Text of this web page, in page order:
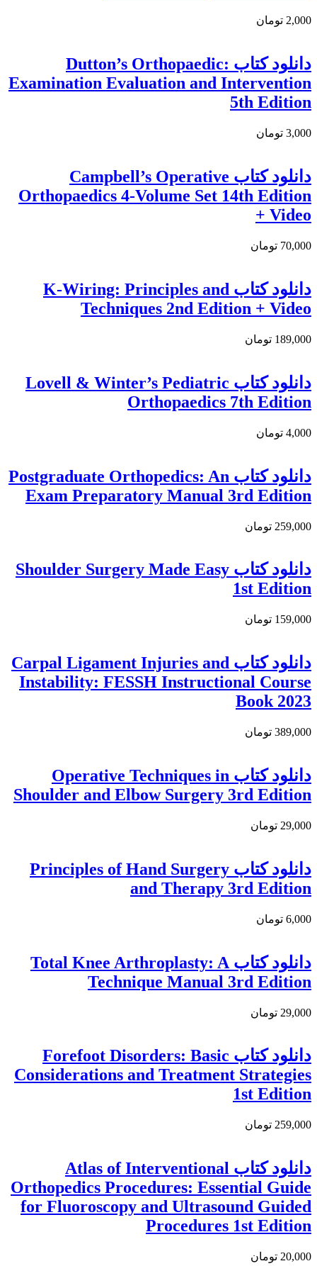
2,000 تومان
دانلود کتاب Dutton’s Orthopaedic:
Examination Evaluation and Intervention
5th Edition
3,000 تومان
دانلود کتاب Campbell’s Operative
Orthopaedics 4-Volume Set 14th Edition
+ Video
70,000 تومان
دانلود کتاب K-Wiring: Principles and
Techniques 2nd Edition + Video
189,000 تومان
دانلود کتاب Lovell & Winter’s Pediatric
Orthopaedics 7th Edition
4,000 تومان
دانلود کتاب Postgraduate Orthopedics: An
Exam Preparatory Manual 3rd Edition
259,000 تومان
دانلود کتاب Shoulder Surgery Made Easy
1st Edition
159,000 تومان
دانلود کتاب Carpal Ligament Injuries and
Instability: FESSH Instructional Course
Book 2023
389,000 تومان
دانلود کتاب Operative Techniques in
Shoulder and Elbow Surgery 3rd Edition
29,000 تومان
دانلود کتاب Principles of Hand Surgery
and Therapy 3rd Edition
6,000 تومان
دانلود كتاب Total Knee Arthroplasty: A
Technique Manual 3rd Edition
29,000 تومان
دانلود کتاب Forefoot Disorders: Basic
Considerations and Treatment Strategies
1st Edition
259,000 تومان
دانلود كتاب Atlas of Interventional
Orthopedics Procedures: Essential Guide
for Fluoroscopy and Ultrasound Guided
Procedures 1st Edition
20,000 تومان